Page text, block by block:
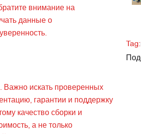
внимание на
данные о
Важно искать проверенных
гарантии и поддержку
качество сборки и
а не только
Tag: